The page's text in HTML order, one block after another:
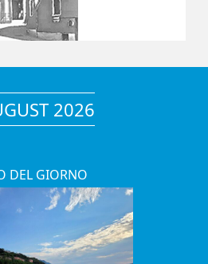
2026
DEL GIORNO